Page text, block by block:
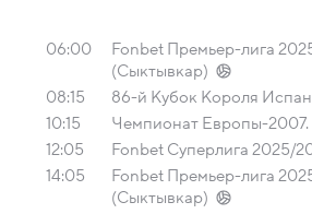
06:00
Fonbet Премьер-лига
(Сыктывкар)
08:15
86-й Кубок Короля
10:15
Чемпионат Европы-
12:05
Fonbet Суперлига 2025/
14:05
Fonbet Премьер-лига
(Сыктывкар)